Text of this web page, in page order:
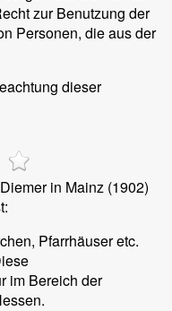
zur Benutzung der
Personen, die aus der
dieser
in Mainz (1902)
Pfarrhäuser etc.
im Bereich der